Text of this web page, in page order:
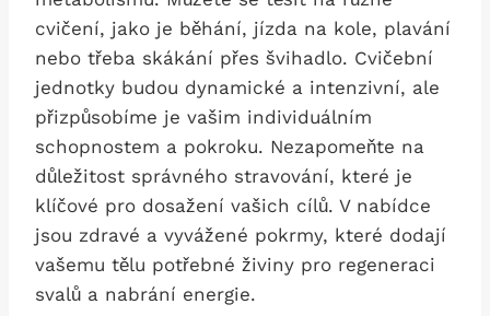
cvičení, jako je běhání, jízda ‌na kole, plavání
nebo třeba skákání přes švihadlo. Cvičební
⁣jednotky budou ⁣dynamické a intenzivní, ale
přizpůsobíme je vašim individuálním⁢
schopnostem a pokroku. Nezapomeňte na
důležitost‍ správného stravování, které je
klíčové pro dosažení vašich cílů. V nabídce
jsou zdravé a⁤ vyvážené ‌pokrmy, které ⁢dodají
vašemu tělu potřebné živiny pro⁢ regeneraci ​
svalů a‍ nabrání energie.